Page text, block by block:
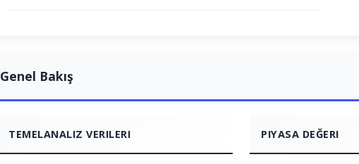
Genel Bakış
TEMELANALIZ VERILERI PIYASA DEĞERI